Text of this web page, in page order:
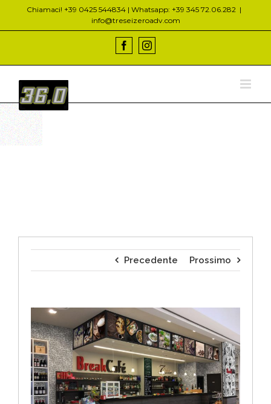
contenuto
Chiamaci! +39 0425 544834 | Whatsapp: +39 345 72.06.282 |
info@treseizeroadv.com
FacebookInstagram
Precedente Prossimo
Ingrandisci
immagine